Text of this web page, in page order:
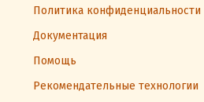
Политика конфиденциальности
Документация
Помощь
Рекомендательные технологии